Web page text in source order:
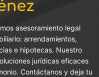
asesoramiento legal
arrendamientos,
e hipotecas. Nuestro
jurídicas eficaces
Contáctanos y deja tu